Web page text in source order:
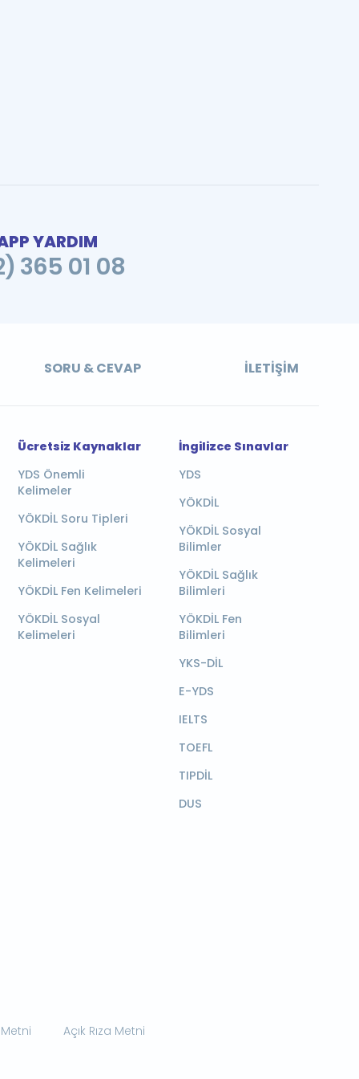
YARDIM
365 01 08
SORU & CEVAP İLETIŞIM
Ücretsiz Kaynaklar
YDS Önemli
Kelimeler
YÖKDİL Soru Tipleri
YÖKDİL Sağlık
Kelimeleri
YÖKDİL Fen Kelimeleri
YÖKDİL Sosyal
Kelimeleri
İngilizce Sınavlar
YDS
YÖKDİL
YÖKDİL Sosyal
Bilimler
YÖKDİL Sağlık
Bilimleri
YÖKDİL Fen
Bilimleri
YKS-DİL
E-YDS
IELTS
TOEFL
TIPDİL
DUS
Açık Rıza Metni